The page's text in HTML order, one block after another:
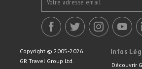
Copyright © 2005-2026
GR Travel Group Ltd.
Infos
Découvrir